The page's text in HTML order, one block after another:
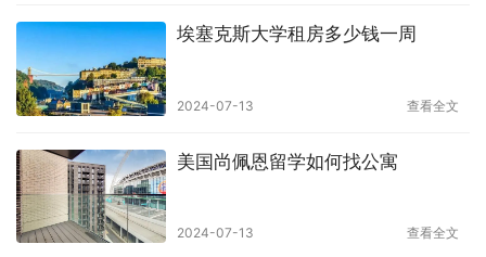
埃塞克斯大学租房多少钱一周
2024-07-13 查看全文
美国尚佩恩留学如何找公寓
2024-07-13 查看全文